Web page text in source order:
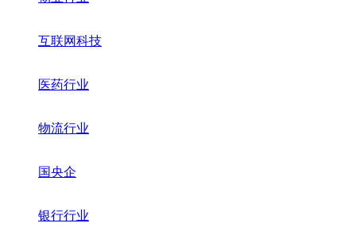
互联网科技
医药行业
物流行业
国央企
银行行业